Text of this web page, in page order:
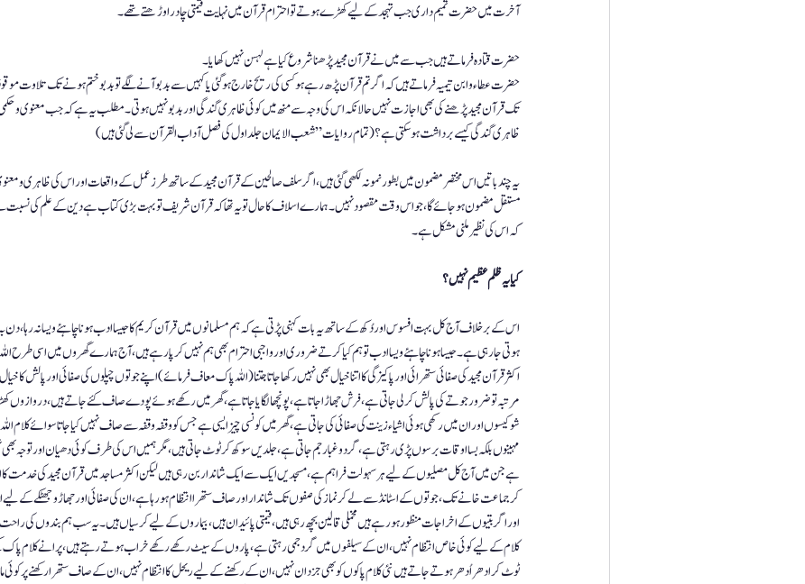
آخرت میں حضرت تمیم داری جب تہجد کے لیے کھڑے ہوتے تو احترام قرآن میں نہایت قیمتی چادر اوڑھتے تھے۔
حضرت قتادہ فرماتے ہیں جب سے میں نے قرآن مجید پڑھنا شروع کیا ہے لہسن نہیں کھایا۔
حضرت عطاء و ابن تیمیہ فرماتے ہیں کہ اگر تم قرآن پڑھ رہے ہو کسی کی ریح خارج ہوگئی یاکہیں سے بد بو آنے لگے تو بد بو ختم ہونے تک تلاوت
تک قرآن مجید پڑھنے کی بھی اجازت نہیں حالانکہ اس کی وجہ سے منھ میں کوئی ظاہری گندگی اور بد بونہیں ہوتی ۔ مطلب یہ ہے کہ جب معنوی و
ظاہری گندگی کیسے برداشت ہو سکتی ہے؟ ( تمام روایات ” شعب الایمان  جلد اول کی فصل آداب القرآن سے لی گئی ہیں )
یہ چند باتیں اس مختصر مضمون میں بطور نمونہ لکھی گئی ہیں، اگر سلف صالحین کے قرآن مجید کے ساتھ طرز عمل کے واقعات اور اس کی ظاہری و
مستقل مضمون ہو جائے گا، جو اس وقت مقصود نہیں ۔ ہمارے اسلاف  کا حال تو یہ تھا کہ قرآن شریف تو بہت بڑی کتاب ہے دین کے علم کی نسبت
کہ اس کی نظیر ملنی مشکل ہے۔
کیا یہ ظلم عظیم نہیں ؟
اس کے برخلاف آج کل بہت افسوس اور دُکھ کے ساتھ یہ بات کہنی پڑتی ہے کہ ہم مسلمانوں میں قرآن کریم کا جیسا ادب ہونا چاہئے ویسا نہ
ہوتی جارہی ہے۔ جیسا ہونا چاہئے ویسا ادب تو ہم کیا کرتے ضروری اور واجبی احترام بھی ہم نہیں کر پارہے ہیں ، آج ہمارے گھروں میں اسی طرح
اکثر قرآن مجید کی صفائی ستھرائی اور پاکیزگی کا اتنا خیال بھی نہیں رکھا جاتا جتنا (اللہ پاک معاف فرمائے) اپنے جوتوں چپلوں کی صفائی اور پالش کا
مرتبہ تو ضرور جوتے کی پالش کر لی جاتی ہے، فرش جھاڑا جاتا ہے، پونچھا لگایا جاتا ہے، گھر میں رکھے ہوئے پودے صاف کئے جاتے ہیں،
شوکیسوں اور ان میں رکھی ہوئی اشیاء زینت کی صفائی کی جاتی ہے، گھر میں کونسی چیز ایسی ہے جس کو وقفہ وقفہ سے صاف نہیں کیا جاتا سوائے
مہینوں بلکہ بسا اوقات برسوں پڑی رہتی ہے، گردو غبار جم جاتی ہے، جلدیں سوکھ کر ٹوٹ جاتی ہیں ، مگر ہمیں اس کی طرف کوئی دھیان اور توجہ بھی
ہے جن میں آج کل مصلیوں کے لیے ہر سہولت فراہم ہے، مسجدیں ایک سے ایک شاندار بن رہی ہیں لیکن اکثر مساجد میں قرآن مجید کی خدمت
کر جماعت خانے تک، جوتوں کے اسٹانڈ سے لے کر نماز کی صفوں تک شاندار اور صاف ستھرا انتظام ہو رہا ہے، ان کی صفائی اور جھاڑو جھٹکے کے لیے
اور اگر بتیوں کے اخراجات منظور ہو رہے ہیں مخملی قالین بچھ رہی ہیں، قیمتی پائیدان ہیں، بیماروں کے لیے کرسیاں ہیں۔ یہ سب ہم بندوں کی
کلام کے لیے کوئی خاص انتظام نہیں ، ان کے سیلفوں میں گرد جمی رہتی ہے، پاروں کے سیٹ رکھے رکھے خراب ہوتے رہتے ہیں، پرانے کلام
ٹوٹ کر ادھر اُدھر ہوتے جاتے ہیں نئی کلام پاکوں کو بھی جزدان نہیں ، ان کے رکھنے کے لیے ریحل کا انتظام نہیں، ان کے صاف ستھرا رکھنے پر کوئی